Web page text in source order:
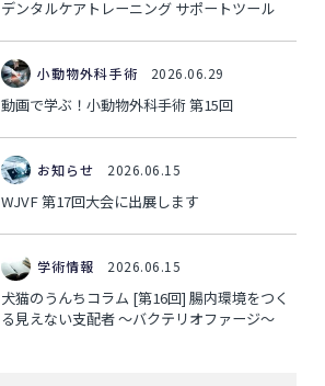
デンタルケアトレーニング サポートツール
小動物外科手術 2026.06.29
動画で学ぶ！小動物外科手術 第15回
お知らせ 2026.06.15
WJVF 第17回大会に出展します
学術情報 2026.06.15
犬猫のうんちコラム [第16回] 腸内環境をつく
る見えない支配者 ～バクテリオファージ～